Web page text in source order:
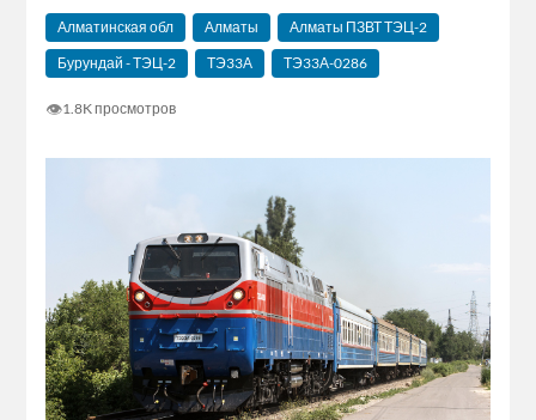
Алматинская обл Алматы
Алматы ПЗВТ ТЭЦ-2
Бурундай - ТЭЦ-2
ТЭ33А ТЭ33А-0286
👁1.8K просмотров